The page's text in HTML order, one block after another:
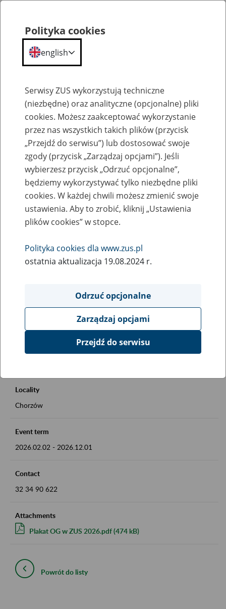
Okienko Górnicze
Inne
Okienko Górnicze 2026
Okienko Górnicze w ZUS
Szczegóły na plakacie
Locality
Chorzów
Event term
2026.02.02 - 2026.12.01
Contact
32 34 90 622
Attachments
Plakat OG w ZUS 2026.pdf (474 kB)
Powrót do listy
Polityka cookies
english
Serwisy ZUS wykorzystują techniczne
(niezbędne) oraz analityczne (opcjonalne) pliki
cookies. Możesz zaakceptować wykorzystanie
przez nas wszystkich takich plików (przycisk
„Przejdź do serwisu”) lub dostosować swoje
zgody (przycisk „Zarządzaj opcjami”). Jeśli
wybierzesz przycisk „Odrzuć opcjonalne”,
będziemy wykorzystywać tylko niezbędne pliki
cookies. W każdej chwili możesz zmienić swoje
ustawienia. Aby to zrobić, kliknij „Ustawienia
plików cookies” w stopce.
Polityka cookies dla www.zus.pl
ostatnia aktualizacja 19.08.2024 r.
Odrzuć opcjonalne
Zarządzaj opcjami
Przejdź do serwisu